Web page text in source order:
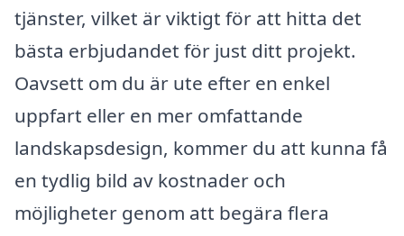
tjänster, vilket är viktigt för att hitta det
bästa erbjudandet för just ditt projekt.
Oavsett om du är ute efter en enkel
uppfart eller en mer omfattande
landskapsdesign, kommer du att kunna få
en tydlig bild av kostnader och
möjligheter genom att begära flera